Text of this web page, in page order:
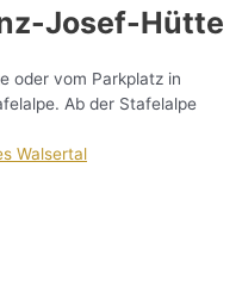
Josef-Hütte
oder vom Parkplatz in
Ab der Stafelalpe
Walsertal